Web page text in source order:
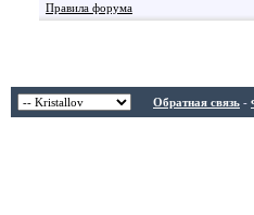
Правила форума
Обратная связь -